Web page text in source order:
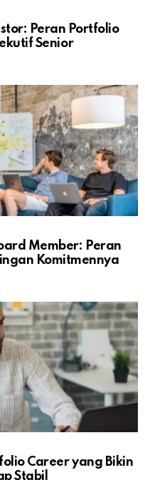
Peran Portfolio
Senior
Member: Peran
Komitmennya
Career yang Bikin
Stabil